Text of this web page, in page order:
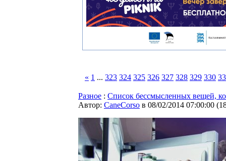
« 1 ... 323 324 325 326 327 328 329 330
Разное : Список бессмысленных вещей,
Автор: CaneCorso в 08/02/2014 07:00:00 (